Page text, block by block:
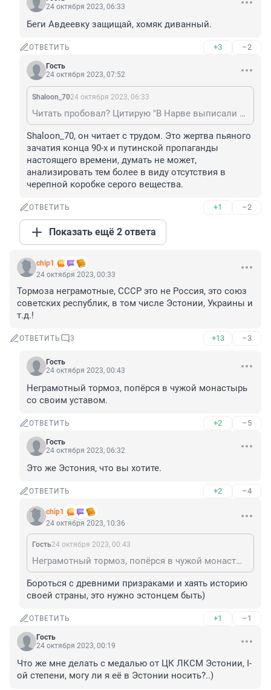
24 октября 2023, 06:33
Беги Авдеевку защищай, хомяк диванный.
ОТВЕТИТЬ +3 –2
Гость
24 октября 2023, 07:52
Shaloon_7024 октября 2023, 06:33
Читать пробовал? Цитирую "В Нарве выписали штраф гражданину Эстонии"
Shaloon_70, он читает с трудом. Это жертва пьяного
зачатия конца 90-х и путинской пропаганды
настоящего времени, думать не может,
анализировать тем более в виду отсутствия в
черепной коробке серого вещества.
ОТВЕТИТЬ +1 –2
Показать ещё 2 ответа
chip1
24 октября 2023, 00:33
Тормоза неграмотные, СССР это не Россия, это союз
советских республик, в том числе Эстонии, Украины и
т.д.!
ОТВЕТИТЬ 3 +13 –3
Гость
24 октября 2023, 00:43
Неграмотный тормоз, попёрся в чужой монастырь
со своим уставом.
ОТВЕТИТЬ +2 –5
Гость
24 октября 2023, 06:32
Это же Эстония, что вы хотите.
ОТВЕТИТЬ +2 –4
chip1
24 октября 2023, 10:36
Гость24 октября 2023, 00:43
Неграмотный тормоз, попёрся в чужой монастырь со своим уставом.
Бороться с древними призраками и хаять историю
своей страны, это нужно эстонцем быть)
ОТВЕТИТЬ +1 –1
Гость
24 октября 2023, 00:19
Что же мне делать с медалью от ЦК ЛКСМ Эстонии, I-
ой степени, могу ли я её в Эстонии носить?..)